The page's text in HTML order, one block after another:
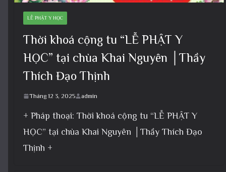
LỄ PHẬT Y HỌC
Thời khoá cộng tu “LỄ PHẬT Y
HỌC” tại chùa Khai Nguyên │Thầy
Thích Đạo Thịnh
Tháng 12 3, 2025 admin
+ Pháp thoại: Thời khoá cộng tu “LỄ PHẬT Y
HỌC” tại chùa Khai Nguyên │Thầy Thích Đạo
Thịnh +